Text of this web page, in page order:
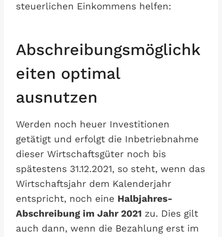
steuerlichen Einkommens helfen:
Abschreibungsmöglichk
eiten optimal
ausnutzen
Werden noch heuer Investitionen
getätigt und erfolgt die Inbetriebnahme
dieser Wirtschaftsgüter noch bis
spätestens 31.12.2021, so steht, wenn das
Wirtschaftsjahr dem Kalenderjahr
entspricht, noch eine Halbjahres-
Abschreibung im Jahr 2021 zu. Dies gilt
auch dann, wenn die Bezahlung erst im